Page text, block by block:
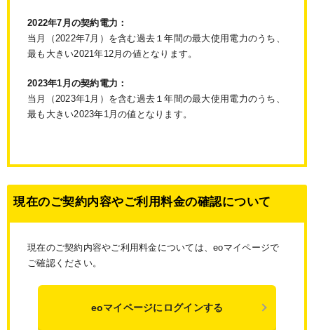
2022年7月の契約電力：
当月（2022年7月）を含む過去１年間の最大使用電力のうち、
最も大きい2021年12月の値となります。
2023年1月の契約電力：
当月（2023年1月）を含む過去１年間の最大使用電力のうち、
最も大きい2023年1月の値となります。
現在のご契約内容やご利用料金の確認について
現在のご契約内容やご利用料金については、eoマイページで
ご確認ください。
eoマイページにログインする